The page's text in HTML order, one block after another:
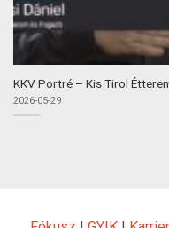
KKV Portré – Kis Tirol
2026-05-29